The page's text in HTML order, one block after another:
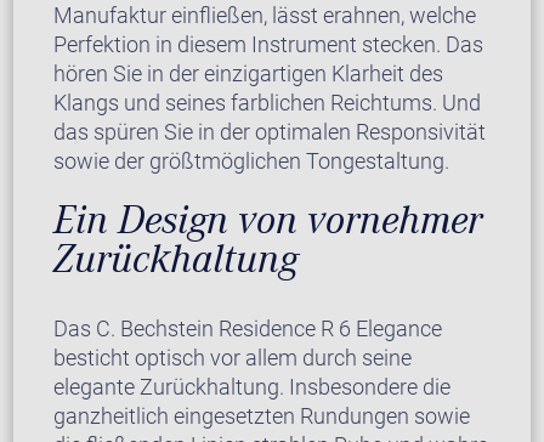
Manufaktur einfließen, lässt erahnen, welche
Perfektion in diesem Instrument stecken. Das
hören Sie in der einzigartigen Klarheit des
Klangs und seines farblichen Reichtums. Und
das spüren Sie in der optimalen Responsivität
sowie der größtmöglichen Tongestaltung.
Ein Design von vornehmer
Zurückhaltung
Das C. Bechstein Residence R 6 Elegance
besticht optisch vor allem durch seine
elegante Zurückhaltung. Insbesondere die
ganzheitlich eingesetzten Rundungen sowie